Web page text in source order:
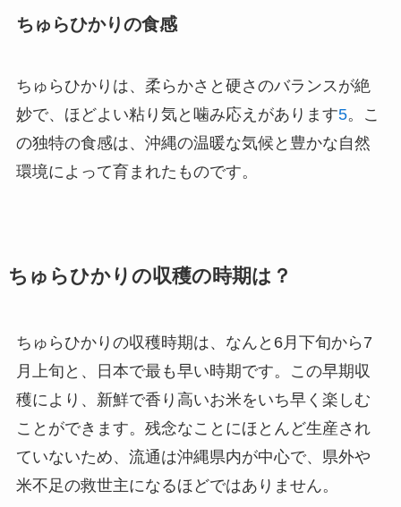
ちゅらひかりの食感
ちゅらひかりは、柔らかさと硬さのバランスが絶
妙で、ほどよい粘り気と噛み応えがあります5。こ
の独特の食感は、沖縄の温暖な気候と豊かな自然
環境によって育まれたものです。
ちゅらひかりの収穫の時期は？
ちゅらひかりの収穫時期は、なんと6月下旬から7
月上旬と、日本で最も早い時期です。この早期収
穫により、新鮮で香り高いお米をいち早く楽しむ
ことができます。残念なことにほとんど生産され
ていないため、流通は沖縄県内が中心で、県外や
米不足の救世主になるほどではありません。